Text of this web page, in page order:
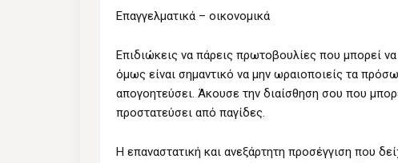
Επαγγελματικά – οικονομικά
Επιδιώκεις να πάρεις πρωτοβουλίες που μπορεί
όμως είναι σημαντικό να μην ωραιοποιείς τα
απογοητεύσει. Άκουσε την διαίσθηση σου που
προστατεύσει από παγίδες.
Η επαναστατική και ανεξάρτητη προσέγγιση που